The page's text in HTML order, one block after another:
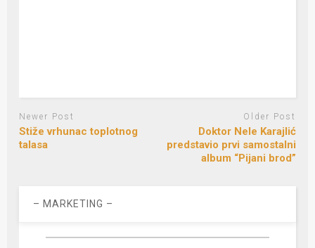
Newer Post
Stiže vrhunac toplotnog
talasa
Older Post
Doktor Nele Karajlić
predstavio prvi samostalni
album “Pijani brod”
– MARKETING –